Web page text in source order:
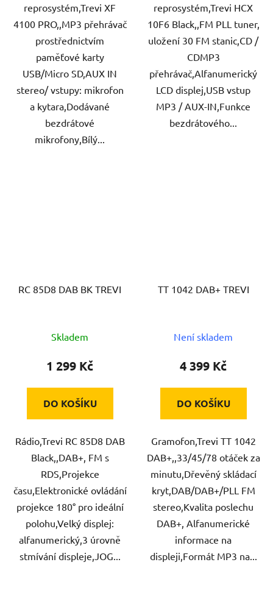
reprosystém,Trevi XF
4100 PRO,,MP3 přehrávač
prostřednictvím
paměťové karty
USB/Micro SD,AUX IN
stereo/ vstupy: mikrofon
a kytara,Dodávané
bezdrátové
mikrofony,Bílý...
reprosystém,Trevi HCX
10F6 Black,,FM PLL tuner,
uložení 30 FM stanic,CD /
CDMP3
přehrávač,Alfanumerický
LCD displej,USB vstup
MP3 / AUX-IN,Funkce
bezdrátového...
RC 85D8 DAB BK TREVI
Skladem
1 299 Kč
DO KOŠÍKU
Rádio,Trevi RC 85D8 DAB
Black,,DAB+, FM s
RDS,Projekce
času,Elektronické ovládání
projekce 180° pro ideální
polohu,Velký displej:
alfanumerický,3 úrovně
stmívání displeje,JOG...
TT 1042 DAB+ TREVI
Není skladem
4 399 Kč
DO KOŠÍKU
Gramofon,Trevi TT 1042
DAB+,,33/45/78 otáček za
minutu,Dřevěný skládací
kryt,DAB/DAB+/PLL FM
stereo,Kvalita poslechu
DAB+, Alfanumerické
informace na
displeji,Formát MP3 na...